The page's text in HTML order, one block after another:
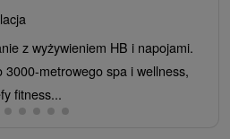
z wyżywieniem HB i napojami.
metrowego spa i wellness,
fitness...